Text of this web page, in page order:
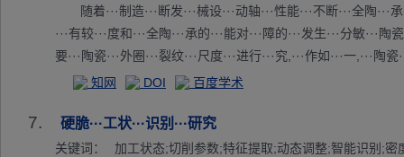
随着···制造···断发···械设···动轴···性能···不断···全陶···
···有较···度和···全陶···承的···能对···障的···发生···分敏···陶
要···陶瓷···外圈···裂纹···尺度···进行···究,···作如···一,···陶
·故障···程中···施加···进行···针对···落位···生出···裂纹···计
落故···载荷···行分···虑外···位置···复合···的产···,基···材料
型···故障···模型···故障···化研···过实···与剥···出现···裂纹···
知网 DOI 百度学术
7. 硬脆···工状···识别···研究
关键词：
加工状态;切削参数;特征提取;动态调整;智能识别;密